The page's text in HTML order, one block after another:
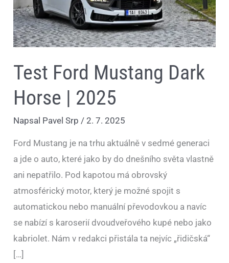
Test Ford Mustang Dark
Horse | 2025
Napsal Pavel Srp/2. 7. 2025
Ford Mustang je na trhu aktuálně v sedmé generaci
a jde o auto, které jako by do dnešního světa vlastně
ani nepatřilo. Pod kapotou má obrovský
atmosférický motor, který je možné spojit s
automatickou nebo manuální převodovkou a navíc
se nabízí s karoserií dvoudveřového kupé nebo jako
kabriolet. Nám v redakci přistála ta nejvíc „řidičská“
[…]